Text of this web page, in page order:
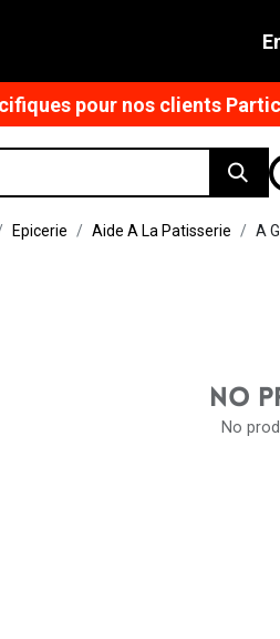
pour nos clients
Epicerie Aide A La Patisserie A
NO
No